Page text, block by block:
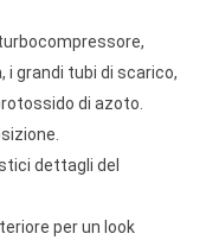
i grandi tubi di scarico,
di azoto.
dettagli del
per un look